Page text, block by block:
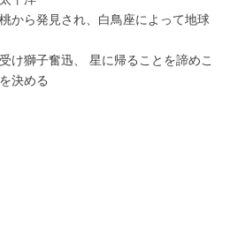
から発見され、白鳥座によって地球
け獅子奮迅、 星に帰ることを諦めこ
決める